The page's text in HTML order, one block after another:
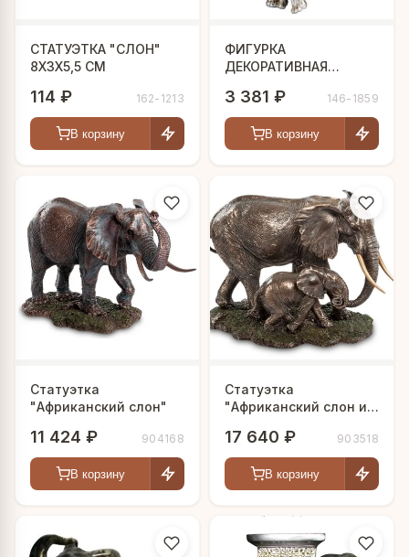
СТАТУЭТКА "СЛОН"
8Х3Х5,5 СМ
114 ₽ 162-1213
В корзину
ФИГУРКА
ДЕКОРАТИВНАЯ
22,8Х7,2Х21,3СМ
3 381 ₽ 146-1859
В корзину
Статуэтка
"Африканский слон"
11 424 ₽ 904168
В корзину
Статуэтка
"Африканский слон и
17 640 ₽ 903518
В корзину